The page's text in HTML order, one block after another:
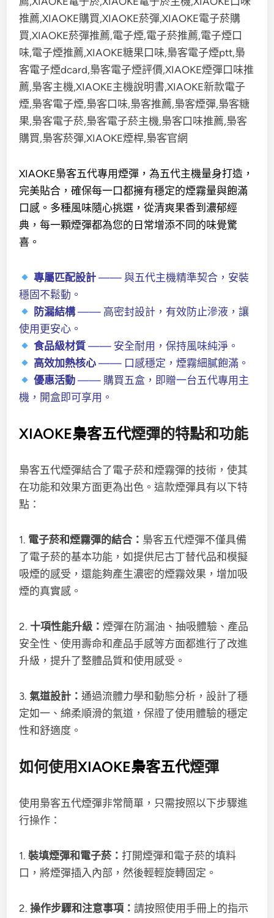
XIAOKE梟客五代專用煙彈，為五代主機量身打造，
完美貼合，確保每一口都擁有穩定的煙霧量與飽滿
口感。多種風味隨心挑選，從清爽果香到濃郁經
典，每一顆煙彈都為您的日常增添不同的味覺驚
喜。
專屬匹配設計—— 與五代主機精準契合，安裝
穩固不鬆動。
防漏結構—— 高密封設計，有效防止滲液，讓
使用更安心。
食品級材質—— 安全耐用，保持風味純淨。
高效加熱核心—— 口感穩定，煙霧細膩飽滿。
優惠活動—— 購買五盒，即贈一台五代專用主
機，開盒即可享用。
XIAOKE梟客五代煙彈的特點和功能
梟客五代煙彈結合了電子菸和煙霧彈的技術，使其
在功能和效果方面更為出色。這款煙彈具有以下特
點：
1. 電子菸和煙霧彈的結合： 梟客五代煙彈不僅具備
了電子菸的基本功能，如提供尼古丁替代品和模擬
吸煙的感受，還能夠產生濃密的煙霧效果，增加吸
煙的真實感。
2. 十項性能升級：煙彈在防漏油、抽吸體驗、產品
安全性、使用壽命和產品手感等方面都進行了改進
升級，提升了整體品質和使用感受。
3.氣道設計：通過流體力學和動態分析，設計了穩
定如一、綿柔順滑的氣道，保證了使用體驗的穩定
性和舒適度。
如何使用XIAOKE梟客五代煙彈
使用梟客五代煙彈非常簡單，只需按照以下步驟進
行操作：
1.裝填煙彈和電子菸：打開煙彈和電子菸的填料
口，將煙彈插入內部，然後輕輕旋轉固定。
2.操作步驟和注意事項：請按照使用手冊上的指示